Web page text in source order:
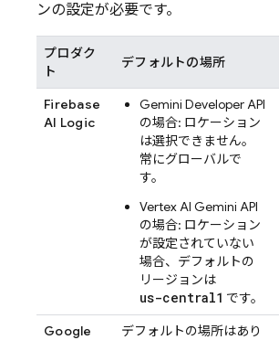
ンの設定が必要です。
プロダク
ト
デフォルトの場所
Firebase
AI Logic
Gemini Developer API
の場合: ロケーション
は選択できません。
常にグローバルで
す。
Vertex AI Gemini API
の場合: ロケーション
が設定されていない
場合、デフォルトの
リージョンは
us-central1 です。
Google
デフォルトの場所はあり